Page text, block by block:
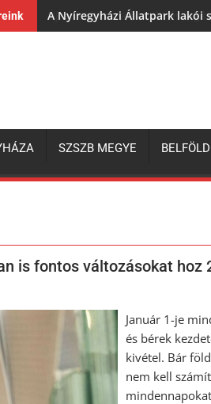
A Nyíregyházi Állatpark lakói
SZSZB MEGYE BELFÖLD
is fontos változásokat hoz
Január 1-je
és bérek
kivétel. Bár
nem kell